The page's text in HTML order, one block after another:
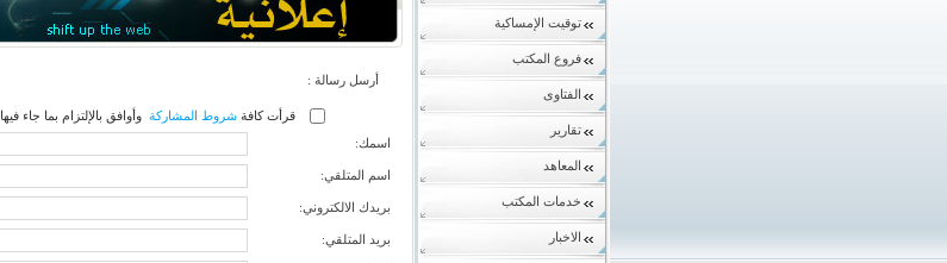
توقيت الإمساكية
فروع المكتب
الفتاوى
تقارير
المعاهد
خدمات المكتب
الاخبار
أرسل رسالة :
قرأت كافة شروط المشاركة وأوافق بالإلتزام بما جاء فيها
اسمك:
اسم المتلقي:
بريدك الالكتروني:
بريد المتلقي: